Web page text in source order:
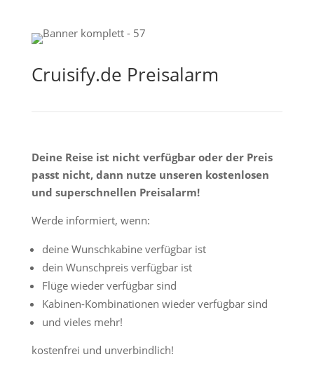
Cruisify.de Preisalarm
Deine Reise ist nicht verfügbar oder der Preis
passt nicht, dann nutze unseren kostenlosen
und superschnellen Preisalarm!
Werde informiert, wenn:
deine Wunschkabine verfügbar ist
dein Wunschpreis verfügbar ist
Flüge wieder verfügbar sind
Kabinen-Kombinationen wieder verfügbar sind
und vieles mehr!
kostenfrei und unverbindlich!